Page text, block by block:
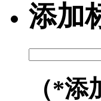
添加
（*